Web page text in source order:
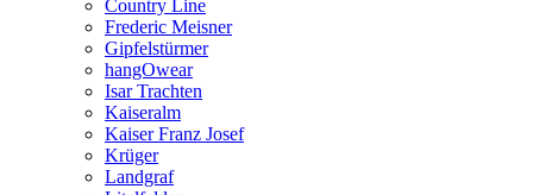
Country Line
Frederic Meisner
Gipfelstürmer
hangOwear
Isar Trachten
Kaiseralm
Kaiser Franz Josef
Krüger
Landgraf